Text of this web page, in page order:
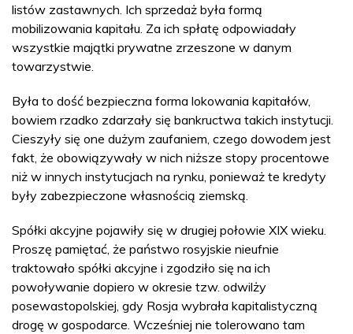
listów zastawnych. Ich sprzedaż była formą
mobilizowania kapitału. Za ich spłatę odpowiadały
wszystkie majątki prywatne zrzeszone w danym
towarzystwie.
Była to dość bezpieczna forma lokowania kapitałów,
bowiem rzadko zdarzały się bankructwa takich instytucji.
Cieszyły się one dużym zaufaniem, czego dowodem jest
fakt, że obowiązywały w nich niższe stopy procentowe
niż w innych instytucjach na rynku, ponieważ te kredyty
były zabezpieczone własnością ziemską.
Spółki akcyjne pojawiły się w drugiej połowie XIX wieku.
Proszę pamiętać, że państwo rosyjskie nieufnie
traktowało spółki akcyjne i zgodziło się na ich
powoływanie dopiero w okresie tzw. odwilży
posewastopolskiej, gdy Rosja wybrała kapitalistyczną
drogę w gospodarce. Wcześniej nie tolerowano tam